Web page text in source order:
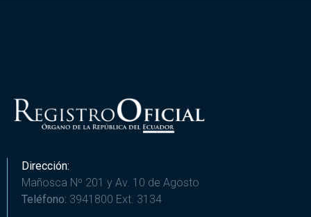
Dirección:
Mañosca Nº 201 y Av. 10 de Agosto
Teléfono: 3941800 Ext. 3134